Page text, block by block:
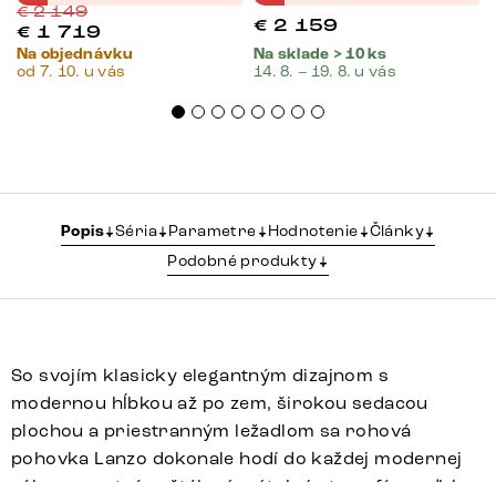
€2 149
€ 1 719
Na objednávku
od 7. 10. u vás
€ 2 159
Na sklade > 10 ks
14. 8. – 19. 8. u vás
Popis Séria Parametre Hodnotenie
Články
Podobné produkty
So svojím klasicky elegantným dizajnom s
modernou hĺbkou až po zem, širokou sedacou
plochou a priestranným ležadlom sa rohová
pohovka Lanzo dokonale hodí do každej modernej